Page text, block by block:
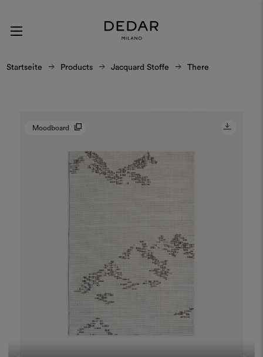
Startseite Products Jacquard Stoffe There
Moodboard